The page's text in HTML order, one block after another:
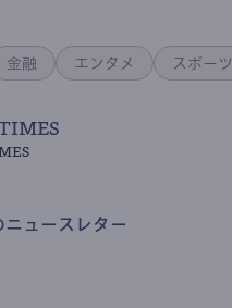
金融 エンタメ スポーツ
ニュースレター